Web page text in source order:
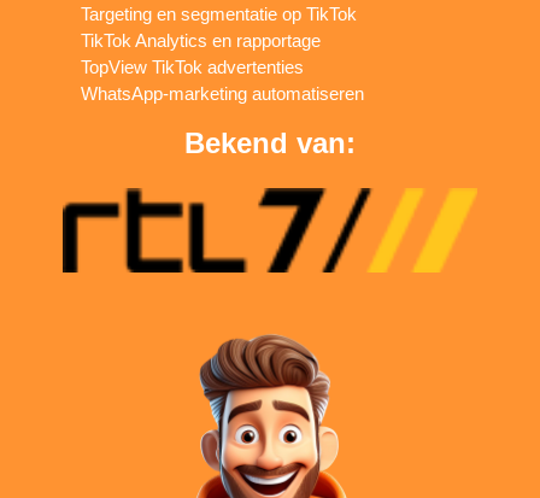
Targeting en segmentatie op TikTok
TikTok Analytics en rapportage
TopView TikTok advertenties
WhatsApp-marketing automatiseren
Bekend van: